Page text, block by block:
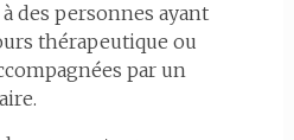
à des personnes ayant
thérapeutique ou
par un